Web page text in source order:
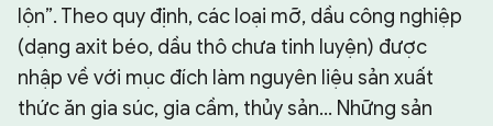
lộn”. Theo quy định, các loại mỡ, dầu công nghiệp
(dạng axit béo, dầu thô chưa tinh luyện) được
nhập về với mục đích làm nguyên liệu sản xuất
thức ăn gia súc, gia cầm, thủy sản... Những sản